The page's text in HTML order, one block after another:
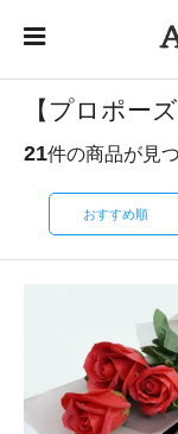
【プロポー
21件の商品が見
おすすめ順